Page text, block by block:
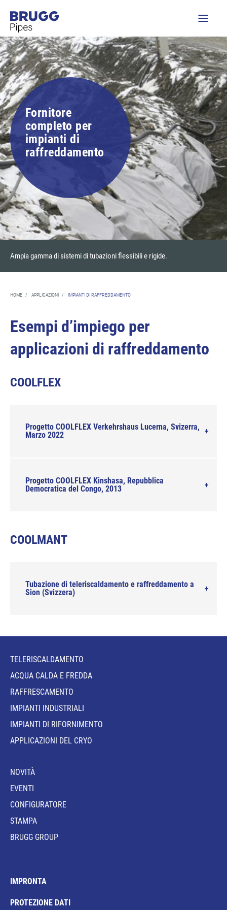
Fornitore
completo per
impianti di
raffreddamento
Ampia gamma di sistemi di tubazioni flessibili e rigide.
HOME / APPLICAZIONI / IMPIANTI DI RAFFREDDAMENTO
Esempi d’impiego per
applicazioni di raffreddamento
COOLFLEX
Progetto COOLFLEX Verkehrshaus Lucerna, Svizerra,
Marzo 2022
Progetto COOLFLEX Kinshasa, Repubblica
Democratica del Congo, 2013
COOLMANT
Tubazione di teleriscaldamento e raffreddamento a
Sion (Svizzera)
TELERISCALDAMENTO
ACQUA CALDA E FREDDA
RAFFRESCAMENTO
IMPIANTI INDUSTRIALI
IMPIANTI DI RIFORNIMENTO
APPLICAZIONI DEL CRYO
NOVITÀ
EVENTI
CONFIGURATORE
STAMPA
BRUGG GROUP
IMPRONTA
PROTEZIONE DATI